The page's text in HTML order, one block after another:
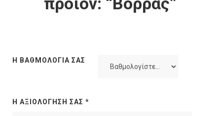
Η ΒΑΘΜΟΛΟΓΊΑ ΣΑΣ
Η ΑΞΙΟΛΌΓΗΣΉ ΣΑΣ *